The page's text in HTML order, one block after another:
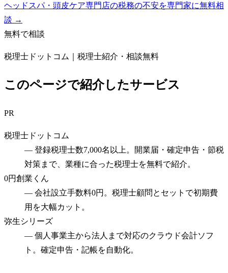
ヘッドスパ・頭皮ケア専門店の税務の不安を専門家に無料相
談 →
無料で相談
税理士ドットコム｜税理士紹介・相談無料
このページで紹介したサービス
PR
税理士ドットコム
— 登録税理士数7,000名以上。開業届・確定申告・節税
対策まで、業種に合った税理士を無料で紹介。
0円創業くん
— 会社設立手数料0円。税理士顧問とセットで初期費
用を大幅カット。
弥生シリーズ
— 個人事業主から法人まで対応のクラウド会計ソフ
ト。確定申告・記帳を自動化。